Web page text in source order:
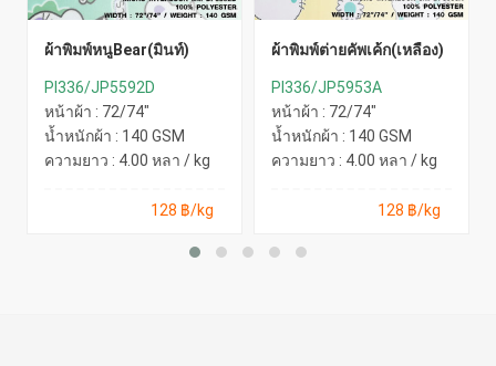
ผ้าพิมพ์หนูBear(มิ้นท์)
PI336/JP5592D
หน้าผ้า : 72/74"
น้ำหนักผ้า : 140 GSM
ความยาว : 4.00 หลา / kg
128 ฿/kg
ผ้าพิมพ์ต่ายคัพเค้ก(เหลือง)
PI336/JP5953A
หน้าผ้า : 72/74"
น้ำหนักผ้า : 140 GSM
ความยาว : 4.00 หลา / kg
128 ฿/kg